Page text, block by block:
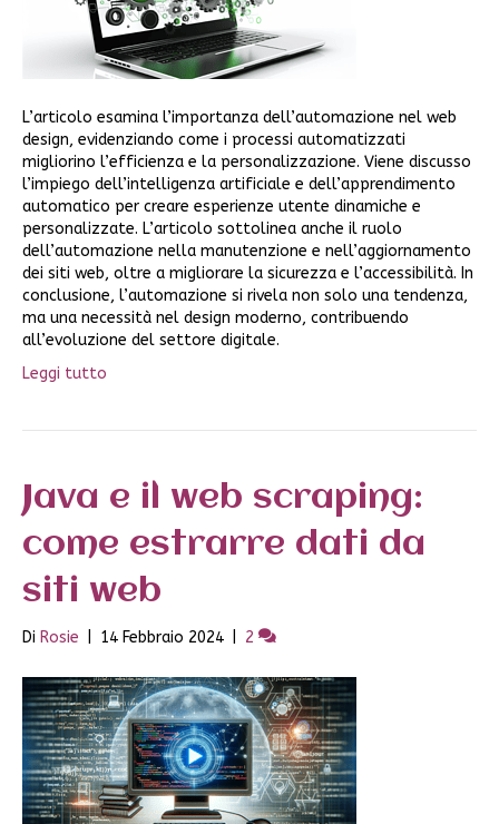
L’articolo esamina l’importanza dell’automazione nel web
design, evidenziando come i processi automatizzati
migliorino l’efficienza e la personalizzazione. Viene discusso
l’impiego dell’intelligenza artificiale e dell’apprendimento
automatico per creare esperienze utente dinamiche e
personalizzate. L’articolo sottolinea anche il ruolo
dell’automazione nella manutenzione e nell’aggiornamento
dei siti web, oltre a migliorare la sicurezza e l’accessibilità. In
conclusione, l’automazione si rivela non solo una tendenza,
ma una necessità nel design moderno, contribuendo
all’evoluzione del settore digitale.
Leggi tutto
Java e il web scraping:
come estrarre dati da
siti web
Di Rosie 14 Febbraio 2024 2